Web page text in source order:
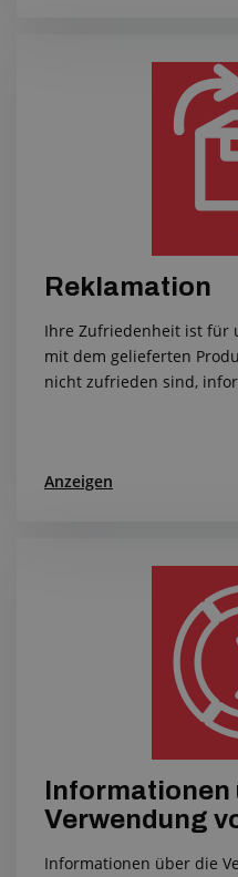
Reklamation
Ihre Zufriedenheit ist für
mit dem gelieferten
nicht zufrieden sind,
Anzeigen
Informationen
Verwendung
Informationen über die